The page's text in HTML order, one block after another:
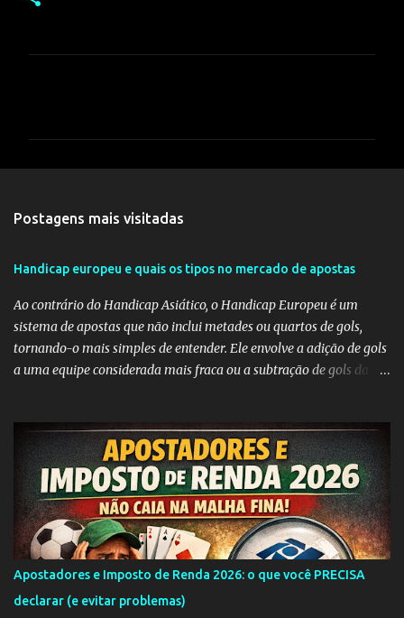
o
s
Postagens mais visitadas
Handicap europeu e quais os tipos no mercado de apostas
Ao contrário do Handicap Asiático, o Handicap Europeu é um
sistema de apostas que não inclui metades ou quartos de gols,
tornando-o mais simples de entender. Ele envolve a adição de gols
a uma equipe considerada mais fraca ou a subtração de gols da
tornando-os mais atraentes para os apostadores. Aqui estão
alguns dos tipos mais comuns de Handicap Europeu no mercado
de apostas: Handicap Europeu +1: Nesta aposta, uma equipe é
considerada com uma vantagem de 1 gol antes mesmo do início do
jogo. Isso significa que, se a equipe perder por um gol de diferença,
a aposta é vencedora. Se houver um empate ou se a equipe ganhar,
a aposta também é vencedora. Handicap Europeu +2: Semelhante
ao exemplo anterior, aqui a equipe recebe uma vantagem de 2
gols. Isso significa que a aposta é vencedora se a equipe perder por
Apostadores e Imposto de Renda 2026: o que você PRECISA
declarar (e evitar problemas)